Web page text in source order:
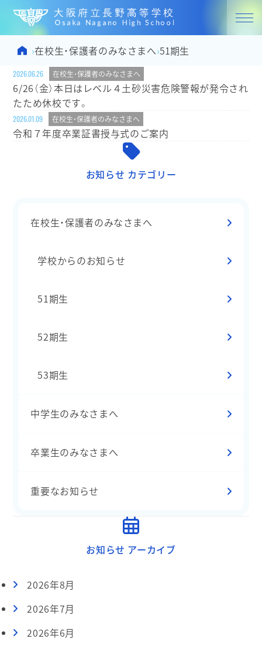
大阪府
Home
›在校生・保護者のみなさまへ›51期生
2026.06.26 在校生・保護者のみなさまへ
6/26（金）本日はレベル４土砂災害危険警報が発令され
たため休校です。
2026.01.09 在校生・保護者のみなさまへ
令和７年度卒業証書授与式のご案内
お知らせ カテゴリー
在校生・保護者のみなさまへ
学校からのお知らせ
51期生
52期生
53期生
中学生のみなさまへ
卒業生のみなさまへ
重要なお知らせ
お知らせ アーカイブ
2026年8月
2026年7月
2026年6月